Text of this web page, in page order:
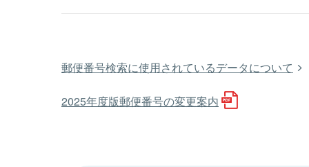
郵便番号検索に使用されているデータについて
2025年度版郵便番号の変更案内